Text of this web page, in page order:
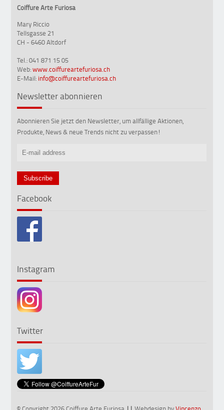
Coiffure Arte Furiosa
Mary Riccio
Tellsgasse 21
CH - 6460 Altdorf
Tel.: 041 871 15 05
Web:www.coiffureartefuriosa.ch
E-Mail: info@coiffureartefuriosa.ch
Newsletter abonnieren
Abonnieren Sie jetzt den Newsletter, um allfällige Aktionen,
Produkte, News & neue Trends nicht zu verpassen!
Facebook
Instagram
Twitter